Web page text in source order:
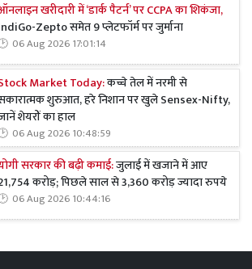
खरीदारी में ‘डार्क पैटर्न’ पर CCPA का शिकंजा,
Zepto समेत 9 प्लेटफॉर्म पर जुर्माना
06 Aug 2026 17:01:14
Market Today:कच्चे तेल में नरमी से
शुरुआत, हरे निशान पर खुले Sensex-Nifty,
शेयरों का हाल
06 Aug 2026 10:48:59
सरकार की बढ़ी कमाई:जुलाई में खजाने में आए
करोड़; पिछले साल से 3,360 करोड़ ज्यादा रुपये
06 Aug 2026 10:44:16